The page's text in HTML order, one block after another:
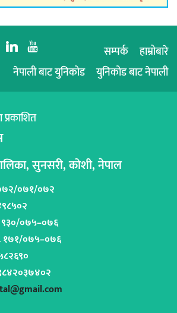
j r सम्पर्क
हाम्रोबारे
नेपाली बाट युनिकोड
युनिकोड बाट नेपाली
प्रकाशित
सुनसरी, कोशी, नेपाल
०७१/०७२
९३०/०७५–०७६
१७१/०७५–०७६